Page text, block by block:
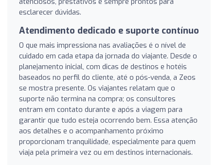
esclarecer dúvidas.
Atendimento dedicado e suporte contínuo
O que mais impressiona nas avaliações é o nível de
cuidado em cada etapa da jornada do viajante. Desde o
planejamento inicial, com dicas de destinos e hotéis
baseados no perfil do cliente, até o pós-venda, a Zeos
se mostra presente. Os viajantes relatam que o
suporte não termina na compra; os consultores
entram em contato durante e após a viagem para
garantir que tudo esteja ocorrendo bem. Essa atenção
aos detalhes e o acompanhamento próximo
proporcionam tranquilidade, especialmente para quem
viaja pela primeira vez ou em destinos internacionais.